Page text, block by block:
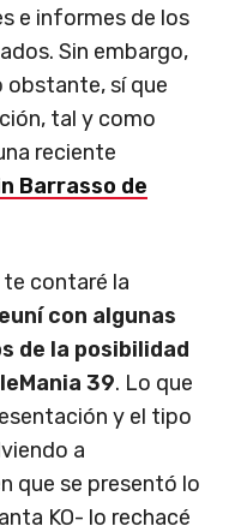
e informes de los
Sin embargo,
obstante, sí que
tal y como
reciente
Barrasso de
contaré la
con algunas
de la posibilidad
39. Lo que
y el tipo
a
que se presentó lo
KO- lo rechacé